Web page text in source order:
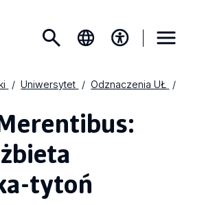
Uniwersytet Odznaczenia UŁ
tytoń